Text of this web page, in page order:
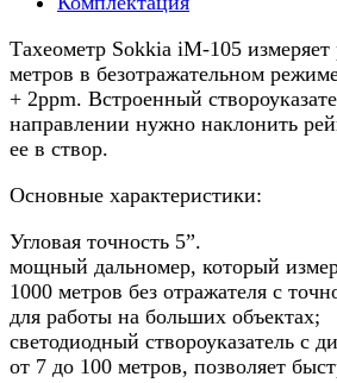
Тахеометр Sokkia iM-105 измеряет
метров в безотражательном
+ 2ppm. Встроенный
направлении нужно наклонить
ее в створ.
Основные характеристики:
Угловая точность 5”.
мощный дальномер, который
1000 метров без отражателя с
для работы на больших объектах;
светодиодный створоуказатель с
от 7 до 100 метров, позволяет